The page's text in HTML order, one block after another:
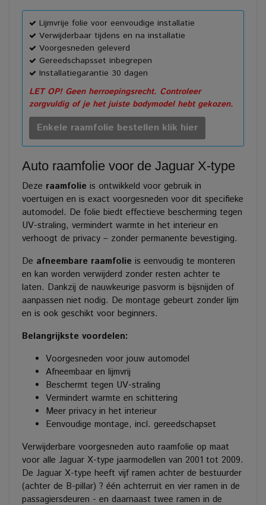
Lijmvrije folie voor eenvoudige installatie
Verwijderbaar tijdens en na installatie
Voorgesneden geleverd
Gereedschapsset inbegrepen
Installatiegarantie 30 dagen
LET OP! Geen herroepingsrecht. Controleer
zorgvuldig of je het juiste bodymodel hebt gekozen.
Enkele raamfolie bestellen klik hier
Auto raamfolie voor de Jaguar X-type
Deze raamfolie is ontwikkeld voor gebruik in
voertuigen en is exact voorgesneden voor dit specifieke
automodel. De folie biedt effectieve bescherming tegen
UV-straling, vermindert warmte in het interieur en
verhoogt de privacy – zonder permanente bevestiging.
De afneembare raamfolie is eenvoudig te monteren
en kan worden verwijderd zonder resten achter te
laten. Dankzij de nauwkeurige pasvorm is bijsnijden of
aanpassen niet nodig. De montage gebeurt zonder lijm
en is ook geschikt voor beginners.
Belangrijkste voordelen:
Voorgesneden voor jouw automodel
Afneembaar en lijmvrij
Beschermt tegen UV-straling
Vermindert warmte en schittering
Meer privacy in het interieur
Eenvoudige montage, incl. gereedschapset
Verwijderbare voorgesneden auto raamfolie op maat
voor alle Jaguar X-type jaarmodellen van 2001 tot 2009.
De Jaguar X-type heeft vijf ramen achter de bestuurder
(achter de B-pillar) ? één achterruit en vier ramen in de
passagiersdeuren - en daarnaast twee ramen in de